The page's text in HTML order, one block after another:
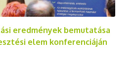
eredmények bemutatása
elem konferenciáján